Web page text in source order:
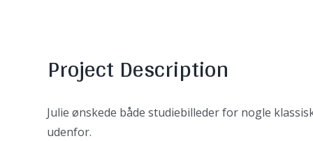
Project Description
Julie ønskede både studiebilleder for nogle
udenfor.